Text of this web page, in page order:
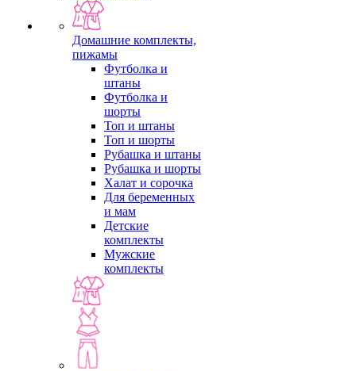
Домашние комплекты,
пижамы
Футболка и
штаны
Футболка и
шорты
Топ и штаны
Топ и шорты
Рубашка и штаны
Рубашка и шорты
Халат и сорочка
Для беременных
и мам
Детские
комплекты
Мужские
комплекты